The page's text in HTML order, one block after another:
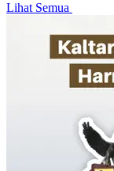
Lihat Semua